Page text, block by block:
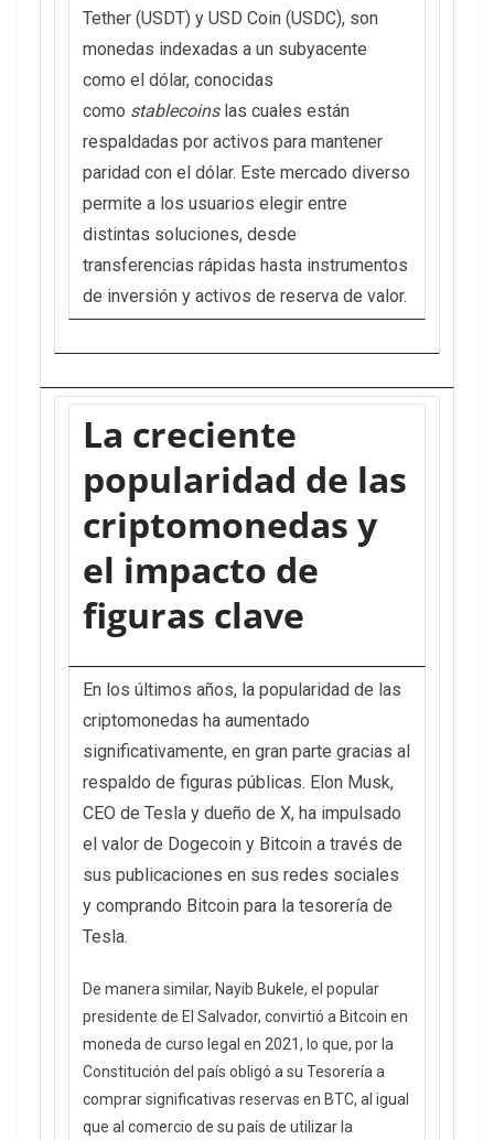
Tether (USDT) y USD Coin (USDC), son
monedas indexadas a un subyacente
como el dólar, conocidas
como stablecoinslas cuales están
respaldadas por activos para mantener
paridad con el dólar. Este mercado diverso
permite a los usuarios elegir entre
distintas soluciones, desde
transferencias rápidas hasta instrumentos
de inversión y activos de reserva de valor.
La creciente
popularidad de las
criptomonedas y
el impacto de
figuras clave
En los últimos años, la popularidad de las
criptomonedas ha aumentado
significativamente, en gran parte gracias al
respaldo de figuras públicas. Elon Musk,
CEO de Tesla y dueño de X, ha impulsado
el valor de Dogecoin y Bitcoin a través de
sus publicaciones en sus redes sociales
y comprando Bitcoin para la tesorería de
Tesla.
De manera similar, Nayib Bukele, el popular
presidente de El Salvador, convirtió a Bitcoin en
moneda de curso legal en 2021, lo que, por la
Constitución del país obligó a su Tesorería a
comprar significativas reservas en BTC, al igual
que al comercio de su país de utilizar la